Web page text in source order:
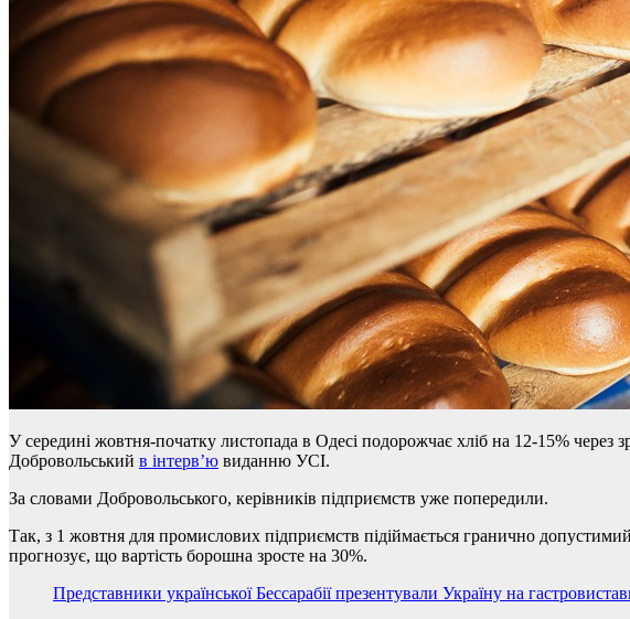
У середині жовтня-початку листопада в Одесі подорожчає хліб на 12-15%
Добровольський в інтерв’ю виданню УСІ.
За словами Добровольського, керівників підприємств уже попередили.
Так, з 1 жовтня для промислових підприємств підіймається гранично
прогнозує, що вартість борошна зросте на 30%.
Представники української Бессарабії презентували Україну на